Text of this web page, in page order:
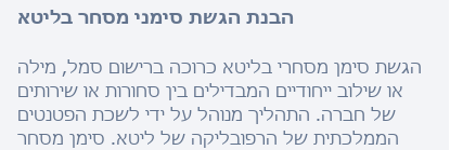
הבנת הגשת סימני מסחר בליטא
הגשת סימן מסחרי בליטא כרוכה ברישום סמל, מילה
או שילוב ייחודיים המבדילים בין סחורות או שירותים
של חברה. התהליך מנוהל על ידי לשכת הפטנטים
הממלכתית של הרפובליקה של ליטא. סימן מסחר